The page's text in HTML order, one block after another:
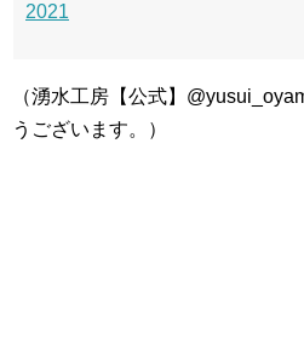
2021
（湧水工房【公式】
うございます。）